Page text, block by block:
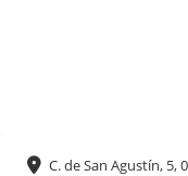
C. de San Agustín, 5,